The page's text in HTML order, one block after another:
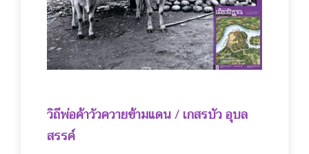
วิถีพ่อค้าวัวควายข้ามแดน / เกสรบัว อุบล
สรรค์